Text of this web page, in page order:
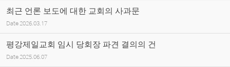
최근 언론 보도에 대한 교회의 사과문
Date 2026.03.17
평강제일교회 임시 당회장 파견 결의의 건
Date 2025.06.07